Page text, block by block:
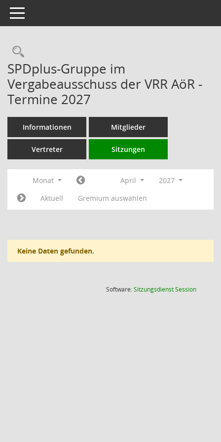
Toggle navigation
Rechercheauswahl
SPDplus-Gruppe im
Vergabeausschuss der VRR AöR -
Termine 2027
Informationen Mitglieder
Vertreter Sitzungen
Monat April
2027
Aktuell
Gremium auswählen
Keine Daten gefunden.
Software:SitzungsdienstSession(Wird in